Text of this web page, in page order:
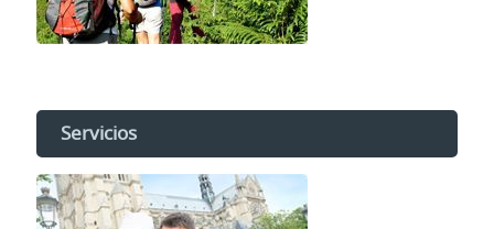
Servicios